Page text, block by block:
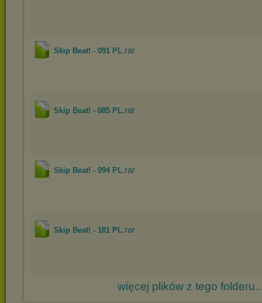
Skip Beat! - 091 PL.rar
Skip Beat! - 085 PL.rar
Skip Beat! - 094 PL.rar
Skip Beat! - 181 PL.rar
więcej plików z tego